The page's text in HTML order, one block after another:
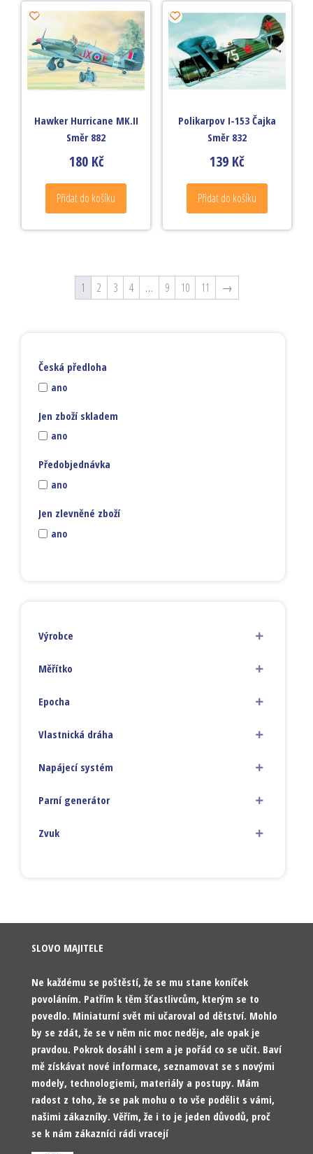
Hawker Hurricane MK.II
Směr 882
180 Kč
Přidat do košíku
Polikarpov I-153 Čajka
Směr 832
139 Kč
Přidat do košíku
1 2 3 4 … 9 10 11 →
Česká předloha
ano
Jen zboží skladem
ano
Předobjednávka
ano
Jen zlevněné zboží
ano
Výrobce
Měřítko
Epocha
Vlastnická dráha
Napájecí systém
Parní generátor
Zvuk
SLOVO MAJITELE
Ne každému se poštěstí, že se mu stane koníček
povoláním. Patřím k těm šťastlivcům, kterým se to
povedlo. Miniaturní svět mi učaroval od dětství. Mohlo
by se zdát, že se v něm nic moc neděje, ale opak je
pravdou. Pokrok dosáhl i sem a je pořád co se učit. Baví
mě získávat nové informace, seznamovat se s novými
modely, technologiemi, materiály a postupy. Mám
radost z toho, že se pak mohu o to vše podělit s vámi,
našimi zákazníky. Věřím, že i to je jeden důvodů, proč
se k nám zákazníci rádi vracejí